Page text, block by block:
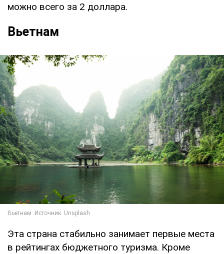
можно всего за 2 доллара.
Вьетнам
Эта страна стабильно занимает первые места
в рейтингах бюджетного туризма. Кроме